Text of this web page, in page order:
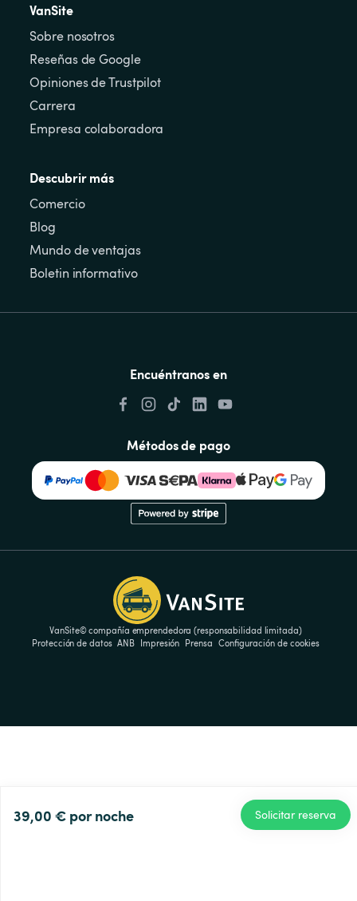
39,00 € por noche Solicitar reserva
VanSite
Sobre nosotros
Reseñas de Google
Opiniones de Trustpilot
Carrera
Empresa colaboradora
Descubrir más
Comercio
Blog
Mundo de ventajas
Boletin informativo
Encuéntranos en
Métodos de pago
VanSite© compañía emprendedora (responsabilidad limitada)
Protección de datos ANB Impresión Prensa Configuración de cookies